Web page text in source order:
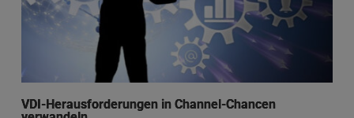
VDI-Herausforderungen in Channel-Chancen